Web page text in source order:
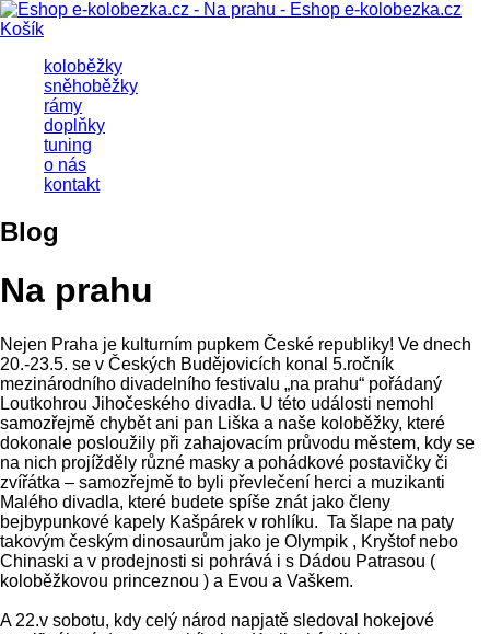
Košík
koloběžky
sněhoběžky
rámy
doplňky
tuning
o nás
kontakt
Blog
Na prahu
Nejen Praha je kulturním pupkem České republiky! Ve dnech
20.-23.5. se v Českých Budějovicích konal 5.ročník
mezinárodního divadelního festivalu „na prahu“ pořádaný
Loutkohrou Jihočeského divadla. U této události nemohl
samozřejmě chybět ani pan Liška a naše koloběžky, které
dokonale posloužily při zahajovacím průvodu městem, kdy se
na nich projížděly různé masky a pohádkové postavičky či
zvířátka – samozřejmě to byli převlečení herci a muzikanti
Malého divadla, které budete spíše znát jako členy
bejbypunkové kapely Kašpárek v rohlíku. Ta šlape na paty
takovým českým dinosaurům jako je Olympik , Kryštof nebo
Chinaski a v prodejnosti si pohrává i s Dádou Patrasou (
koloběžkovou princeznou ) a Evou a Vaškem.
A 22.v sobotu, kdy celý národ napjatě sledoval hokejové